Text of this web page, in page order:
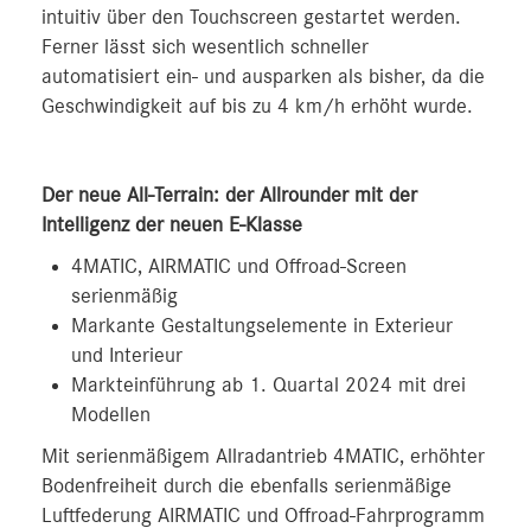
intuitiv über den Touchscreen gestartet werden.
Ferner lässt sich wesentlich schneller
automatisiert ein- und ausparken als bisher, da die
Geschwindigkeit auf bis zu 4 km/h erhöht wurde.
Der neue All-Terrain: der Allrounder mit der
Intelligenz der neuen E-Klasse
4MATIC, AIRMATIC und Offroad-Screen
serienmäßig
Markante Gestaltungselemente in Exterieur
und Interieur
Markteinführung ab 1. Quartal 2024 mit drei
Modellen
Mit serienmäßigem Allradantrieb 4MATIC, erhöhter
Bodenfreiheit durch die ebenfalls serienmäßige
Luftfederung AIRMATIC und Offroad-Fahrprogramm